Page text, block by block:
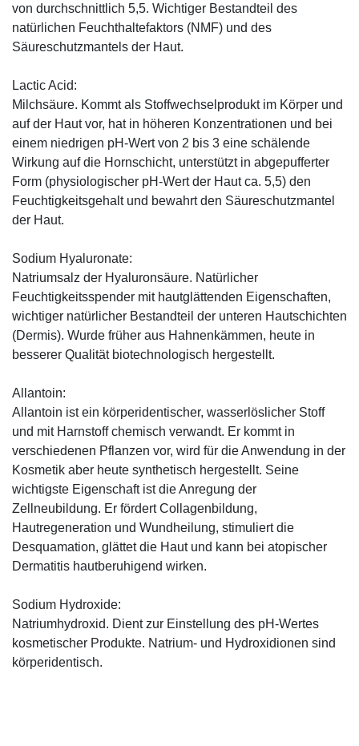
von durchschnittlich 5,5. Wichtiger Bestandteil des
natürlichen Feuchthaltefaktors (NMF) und des
Säureschutzmantels der Haut.
Lactic Acid:
Milchsäure. Kommt als Stoffwechselprodukt im Körper und
auf der Haut vor, hat in höheren Konzentrationen und bei
einem niedrigen pH-Wert von 2 bis 3 eine schälende
Wirkung auf die Hornschicht, unterstützt in abgepufferter
Form (physiologischer pH-Wert der Haut ca. 5,5) den
Feuchtigkeitsgehalt und bewahrt den Säureschutzmantel
der Haut.
Sodium Hyaluronate:
Natriumsalz der Hyaluronsäure. Natürlicher
Feuchtigkeitsspender mit hautglättenden Eigenschaften,
wichtiger natürlicher Bestandteil der unteren Hautschichten
(Dermis). Wurde früher aus Hahnenkämmen, heute in
besserer Qualität biotechnologisch hergestellt.
Allantoin:
Allantoin ist ein körperidentischer, wasserlöslicher Stoff
und mit Harnstoff chemisch verwandt. Er kommt in
verschiedenen Pflanzen vor, wird für die Anwendung in der
Kosmetik aber heute synthetisch hergestellt. Seine
wichtigste Eigenschaft ist die Anregung der
Zellneubildung. Er fördert Collagenbildung,
Hautregeneration und Wundheilung, stimuliert die
Desquamation, glättet die Haut und kann bei atopischer
Dermatitis hautberuhigend wirken.
Sodium Hydroxide:
Natriumhydroxid. Dient zur Einstellung des pH-Wertes
kosmetischer Produkte. Natrium- und Hydroxidionen sind
körperidentisch.